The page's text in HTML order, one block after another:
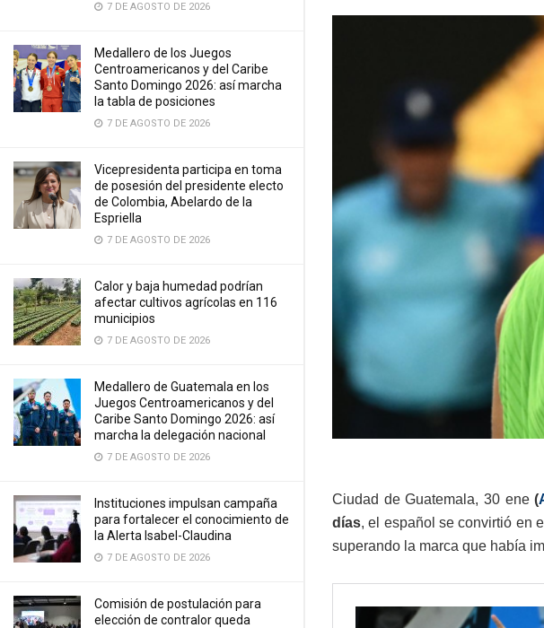
7 DE AGOSTO DE 2026
Medallero de los Juegos
Centroamericanos y del Caribe
Santo Domingo 2026: así marcha
la tabla de posiciones
7 DE AGOSTO DE 2026
Vicepresidenta participa en toma
de posesión del presidente electo
de Colombia, Abelardo de la
Espriella
7 DE AGOSTO DE 2026
Calor y baja humedad podrían
afectar cultivos agrícolas en 116
municipios
7 DE AGOSTO DE 2026
Medallero de Guatemala en los
Juegos Centroamericanos y del
Caribe Santo Domingo 2026: así
marcha la delegación nacional
7 DE AGOSTO DE 2026
Instituciones impulsan campaña
para fortalecer el conocimiento de
la Alerta Isabel-Claudina
7 DE AGOSTO DE 2026
Comisión de postulación para
elección de contralor queda
Ciudad de Guatemala, 30 ene(
días, el español se convirtió en
superando la marca que había